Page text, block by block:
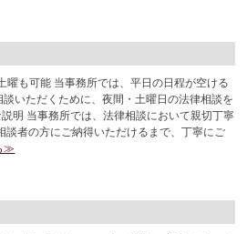
曜も可能 当事務所では、平日の日程が空ける
いただくために、夜間・土曜日の法律相談を
明 当事務所では、法律相談において親切丁寧
談者の方にご納得いただけるまで、丁寧にご
≫